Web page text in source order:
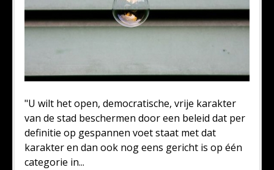
"U wilt het open, democratische, vrije karakter
van de stad beschermen door een beleid dat per
definitie op gespannen voet staat met dat
karakter en dan ook nog eens gericht is op één
categorie in...